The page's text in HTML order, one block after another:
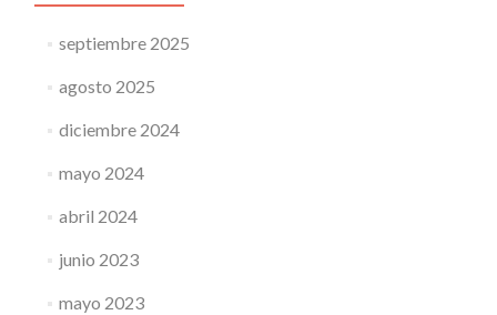
septiembre 2025
agosto 2025
diciembre 2024
mayo 2024
abril 2024
junio 2023
mayo 2023